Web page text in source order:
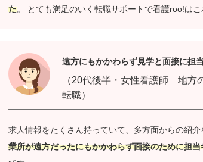
た。 とても満足のいく転職サポートで看護roo!はこ
遠方にもかかわらず見学と面接に担
（20代後半・女性看護師 地方
転職）
求人情報をたくさん持っていて、多方面からの紹
業所が遠方だったにもかかわらず面接のために担